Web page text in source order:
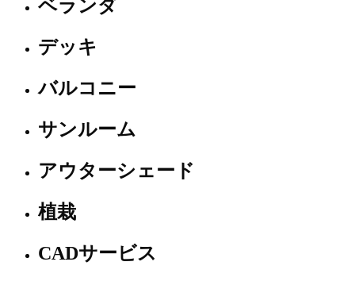
ベランダ
デッキ
バルコニー
サンルーム
アウターシェード
植栽
CADサービス